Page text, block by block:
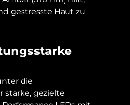
gestresste Haut zu
die
starke, gezielte